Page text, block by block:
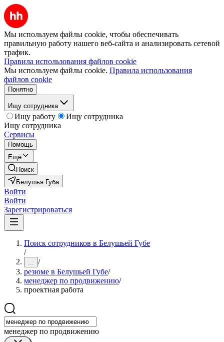
Мы используем файлы cookie, чтобы обеспечивать
правильную работу нашего веб-сайта и анализировать сетевой
трафик.
Правила использования файлов cookie
Мы используем файлы cookie. Правила использования
файлов cookie
Понятно
Ищу сотрудника
Ищу работу
Ищу сотрудника
Ищу сотрудника
Сервисы
Помощь
Ещё
Поиск
Белушья Губа
Войти
Войти
Зарегистрироваться
Поиск сотрудников в Белушьей Губе
/
... /
резюме в Белушьей Губе/
менеджер по продвижению/
проектная работа
менеджер по продвижению